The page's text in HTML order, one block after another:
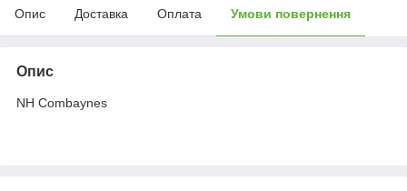
Опис Доставка Оплата Умови повернення
Опис
NH Combaynes